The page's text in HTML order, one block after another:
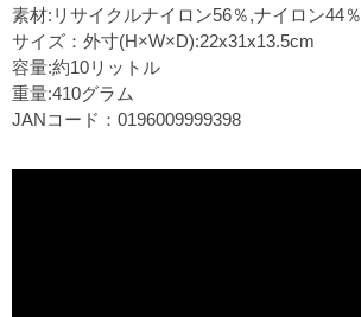
素材:リサイクルナイロン56％,ナイロン44％
サイズ：外寸(H×W×D):22x31x13.5cm
容量:約10リットル
重量:410グラム
JANコード：0196009999398